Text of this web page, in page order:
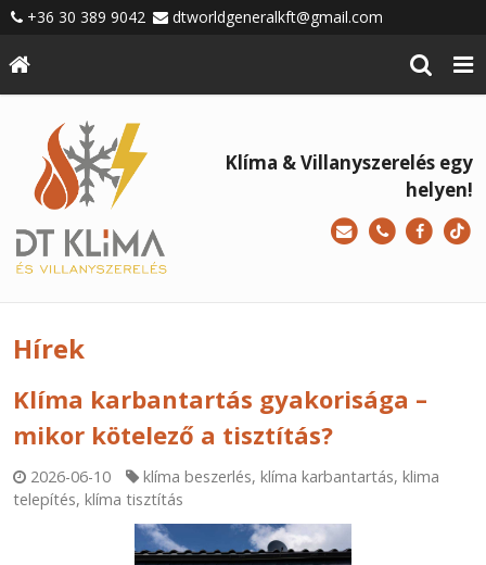
+36 30 389 9042 dtworldgeneralkft@gmail.com
Klíma & Villanyszerelés egy
helyen!
Hírek
Klíma karbantartás gyakorisága –
mikor kötelező a tisztítás?
2026-06-10 klíma beszerlés,klíma karbantartás,klima
telepítés, klíma tisztítás